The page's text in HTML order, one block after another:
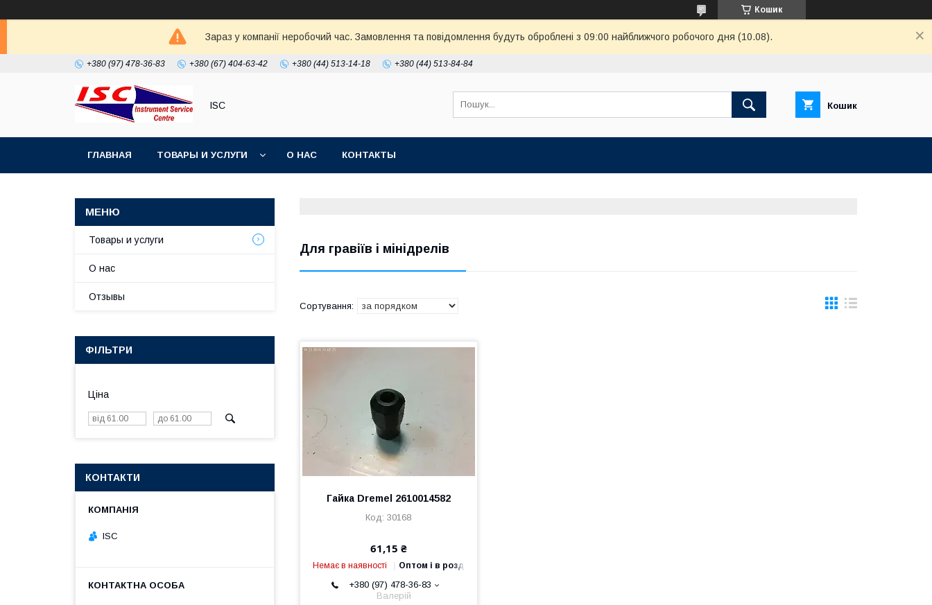
Кошик
Зараз у компанії неробочий час. Замовлення та повідомлення будуть оброблені з 09:00 найближчого робочого дня (10.08).
+380 (97) 478-36-83 +380 (67) 404-63-42 +380 (44) 513-14-18 +380 (44) 513-84-84
ISC Кошик
ГЛАВНАЯ ТОВАРЫ И УСЛУГИ О НАС КОНТАКТЫ
Для гравіїв і мінідрелів
Гайка Dremel 2610014582
30168
61,15 ₴
Немає в наявності Оптом і в роздріб
+380 (97) 478-36-83
Валерій
Товары и услуги
О нас
Отзывы
ФІЛЬТРИ
Ціна
КОНТАКТИ
ISC